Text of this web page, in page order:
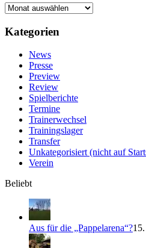
Ältere
Kategorien
News
Presse
Preview
Review
Spielberichte
Termine
Trainerwechsel
Trainingslager
Transfer
Unkategorisiert (nicht auf
Verein
Beliebt
Aus für die „Pappelarena“?